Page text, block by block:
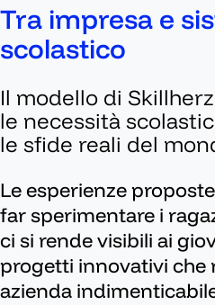
Tra impresa e
scolastico
Il modello di
le necessità
le sfide reali del
Le esperienze
far sperimentare i
ci si rende visibili ai
progetti innovativi che
azienda